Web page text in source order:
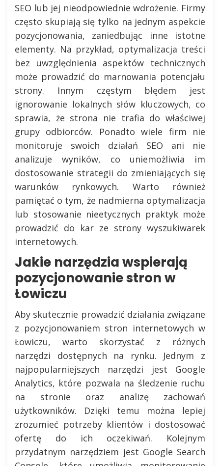
SEO lub jej nieodpowiednie wdrożenie. Firmy
często skupiają się tylko na jednym aspekcie
pozycjonowania, zaniedbując inne istotne
elementy. Na przykład, optymalizacja treści
bez uwzględnienia aspektów technicznych
może prowadzić do marnowania potencjału
strony. Innym częstym błędem jest
ignorowanie lokalnych słów kluczowych, co
sprawia, że strona nie trafia do właściwej
grupy odbiorców. Ponadto wiele firm nie
monitoruje swoich działań SEO ani nie
analizuje wyników, co uniemożliwia im
dostosowanie strategii do zmieniających się
warunków rynkowych. Warto również
pamiętać o tym, że nadmierna optymalizacja
lub stosowanie nieetycznych praktyk może
prowadzić do kar ze strony wyszukiwarek
internetowych.
Jakie narzędzia wspierają
pozycjonowanie stron w
Łowiczu
Aby skutecznie prowadzić działania związane
z pozycjonowaniem stron internetowych w
Łowiczu, warto skorzystać z różnych
narzędzi dostępnych na rynku. Jednym z
najpopularniejszych narzędzi jest Google
Analytics, które pozwala na śledzenie ruchu
na stronie oraz analizę zachowań
użytkowników. Dzięki temu można lepiej
zrozumieć potrzeby klientów i dostosować
ofertę do ich oczekiwań. Kolejnym
przydatnym narzędziem jest Google Search